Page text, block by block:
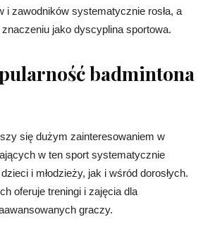
i zawodników systematycznie rosła, a
znaczeniu jako dyscyplina sportowa.
badmintona
się dużym zainteresowaniem w
w ten sport systematycznie
i młodzieży, jak i wśród dorosłych.
oferuje treningi i zajęcia dla
graczy.